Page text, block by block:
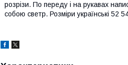
розрізи. По переду і на рукавах
собою светр. Розміри українські 52